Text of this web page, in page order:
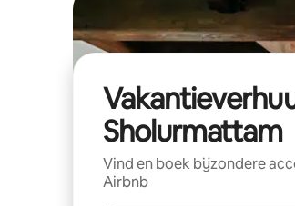
Sholurmattam
Vind en boek bijzondere
Airbnb